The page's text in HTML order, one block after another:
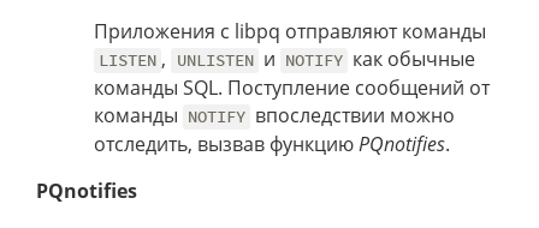
Приложения с libpq отправляют команды
LISTEN , UNLISTEN и NOTIFY как обычные
команды SQL. Поступление сообщений от
команды NOTIFY впоследствии можно
отследить, вызвав функциюPQnotifies.
PQnotifies